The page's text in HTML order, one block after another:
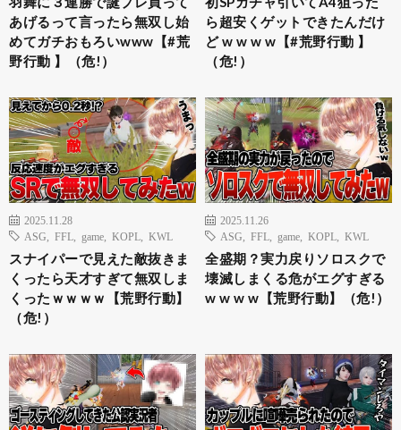
あげるって言ったら無双し始
めてガチおもろいwww【#荒
野行動 】（危!）
ら超安くゲットできたんだけ
ど w w w w【#荒野行動 】
（危!）
2025.11.28
ASG
FFL game KOPL KWL
スナイパーで見えた敵抜きま
くったら天才すぎて無双しま
くったｗｗｗｗ【荒野行動】
（危!）
2025.11.26
ASG
FFL game KOPL KWL
全盛期？実力戻りソロスクで
壊滅しまくる危がエグすぎる
w w w w【荒野行動】（危!）